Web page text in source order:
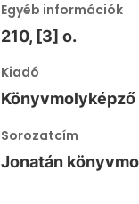
Egyéb információk
210, [3] o.
Kiadó
Könyvmolyképző
Sorozatcím
Jonatán